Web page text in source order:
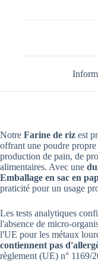
Notre Farine de riz est
offrant une poudre
production de pain, de
alimentaires. Avec une
Emballage en sac en
praticité pour un usage
Les tests analytiques
l'absence de micro-
l'UE pour les métaux
contiennent pas
règlement (UE) n° 1169/